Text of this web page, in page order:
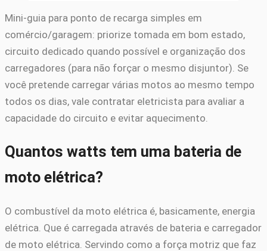
Mini-guia para ponto de recarga simples em
comércio/garagem: priorize tomada em bom estado,
circuito dedicado quando possível e organização dos
carregadores (para não forçar o mesmo disjuntor). Se
você pretende carregar várias motos ao mesmo tempo
todos os dias, vale contratar eletricista para avaliar a
capacidade do circuito e evitar aquecimento.
Quantos watts tem uma bateria de
moto elétrica?
O combustível da moto elétrica é, basicamente, energia
elétrica. Que é carregada através de bateria e carregador
de moto elétrica. Servindo como a força motriz que faz